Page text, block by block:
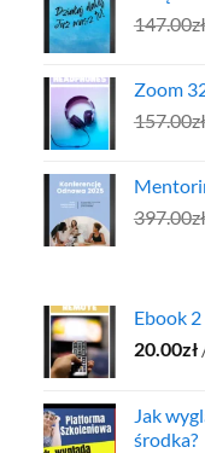
147.00zł
Zoom
157.00zł
397.00zł
Ebook
20.00zł
Jak
środka?